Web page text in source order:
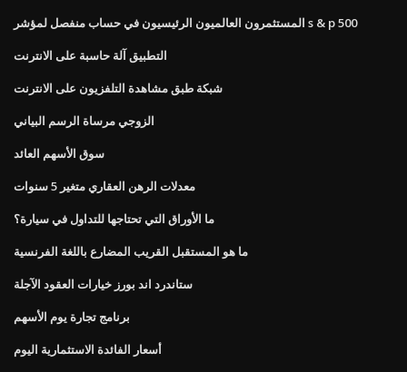
المستثمرون العالميون الرئيسيون في حساب منفصل لمؤشر s & p 500
التطبيق آلة حاسبة على الانترنت
شبكة طبق مشاهدة التلفزيون على الانترنت
الزوجي مرساة الرسم البياني
سوق الأسهم العائد
معدلات الرهن العقاري متغير 5 سنوات
ما الأوراق التي تحتاجها للتداول في سيارة؟
ما هو المستقبل القريب المضارع باللغة الفرنسية
ستاندرد اند بورز خيارات العقود الآجلة
برنامج تجارة يوم الأسهم
أسعار الفائدة الاستثمارية اليوم